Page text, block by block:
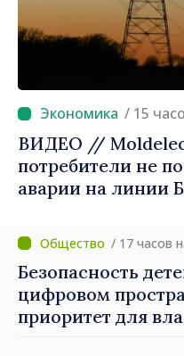
/ 15
ВИДЕО //
потребители не
аварии на линии
приоритетном/ 17 часов
Безопасность
цифровом
приоритет для